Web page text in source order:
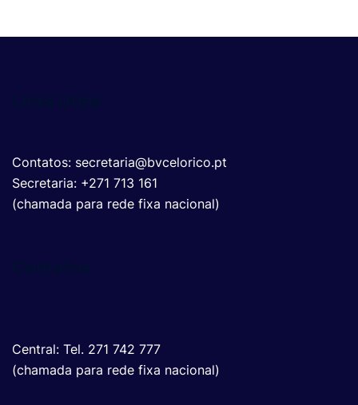
Contatos: secretaria@bvcelorico.pt
Secretaria: +271 713 161
(chamada para rede fixa nacional)
Central: Tel. 271 742 777
(chamada para rede fixa nacional)